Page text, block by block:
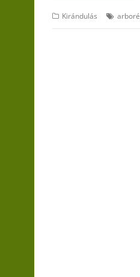
Kirándulás